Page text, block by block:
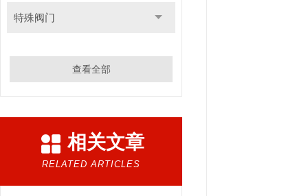
特殊阀门
查看全部
相关文章
RELATED ARTICLES